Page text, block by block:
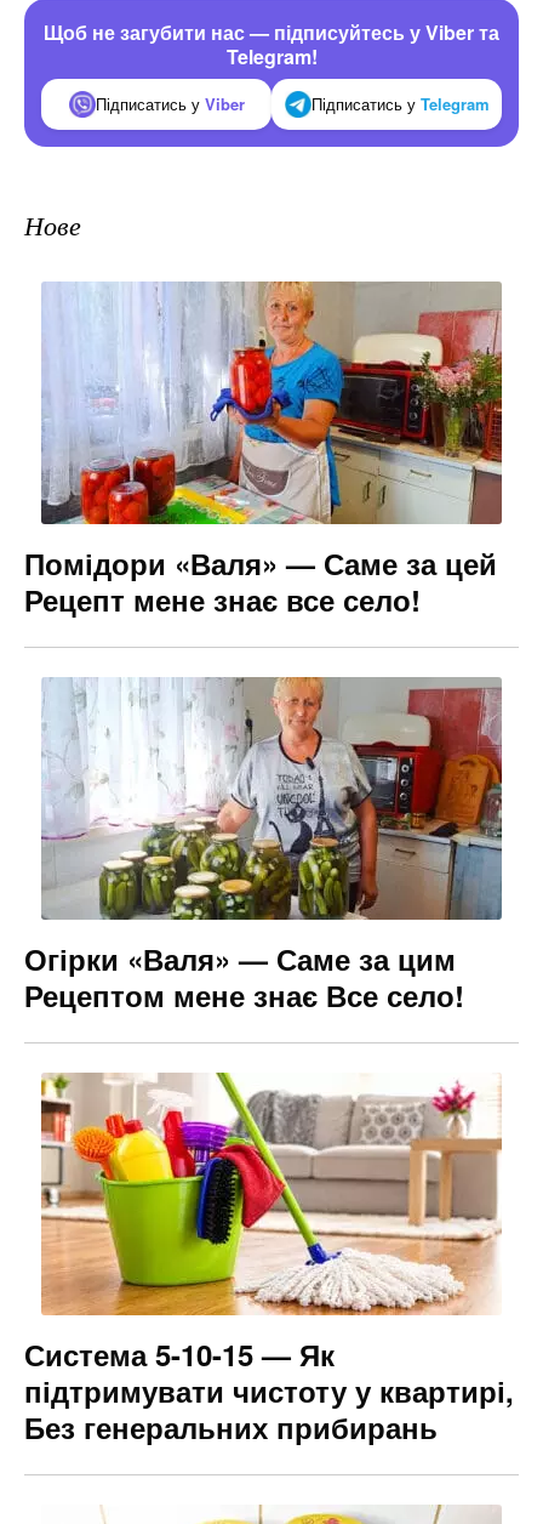
Щоб не загубити нас — підписуйтесь у Viber та
Telegram!
Підписатись у Viber Підписатись у Telegram
Нове
Помідори «Валя» — Саме за цей
Рецепт мене знає все село!
Огірки «Валя» — Саме за цим
Рецептом мене знає Все село!
Система 5-10-15 — Як
підтримувати чистоту у квартирі,
Без генеральних прибирань